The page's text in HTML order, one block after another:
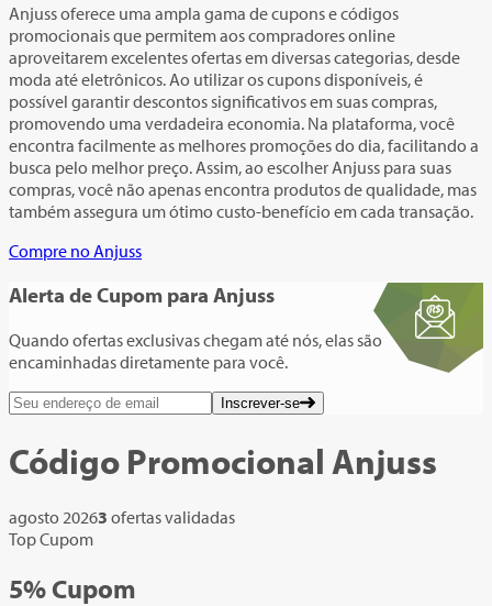
Anjuss oferece uma ampla gama de cupons e códigos
promocionais que permitem aos compradores online
aproveitarem excelentes ofertas em diversas categorias, desde
moda até eletrônicos. Ao utilizar os cupons disponíveis, é
possível garantir descontos significativos em suas compras,
promovendo uma verdadeira economia. Na plataforma, você
encontra facilmente as melhores promoções do dia, facilitando a
busca pelo melhor preço. Assim, ao escolher Anjuss para suas
compras, você não apenas encontra produtos de qualidade, mas
também assegura um ótimo custo-benefício em cada transação.
Compre no Anjuss
Alerta de Cupom para Anjuss
Quando ofertas exclusivas chegam até nós, elas são
encaminhadas diretamente para você.
Inscrever-se
Código Promocional Anjuss
agosto 20263 ofertas validadas
Top Cupom
5% Cupom